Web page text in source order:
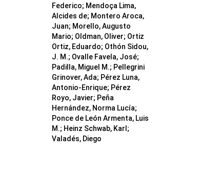
Federico; Mendoça Lima,
Alcides de; Montero Aroca,
Juan; Morello, Augusto
Mario; Oldman, Oliver; Ortiz
Ortiz, Eduardo; Othón Sidou,
J. M.; Ovalle Favela, José;
Padilla, Miguel M.; Pellegrini
Grinover, Ada; Pérez Luna,
Antonio-Enrique; Pérez
Royo, Javier; Peña
Hernández, Norma Lucía;
Ponce de León Armenta, Luis
M.; Heinz Schwab, Karl;
Valadés, Diego